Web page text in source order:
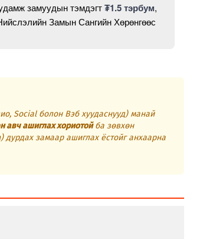
замуудын тэмдэгт₮1.5 тэрбум,
Замын Сангийн Хөрөнгөөс
Social болон Вэб хуудаснууд) манай
авч ашиглах хориотойба зөвхөн
замаар ашиглах ёстойг анхаарна